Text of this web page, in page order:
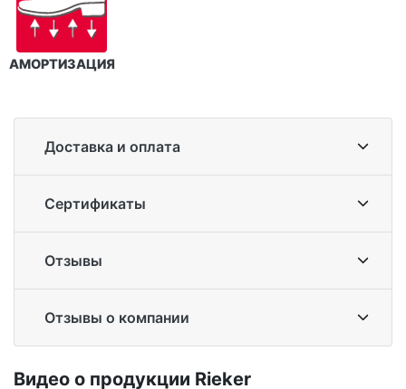
АМОРТИЗАЦИЯ
Доставка и оплата
Сертификаты
Отзывы
Отзывы о компании
Ви­део о про­дук­ции Ri­eker